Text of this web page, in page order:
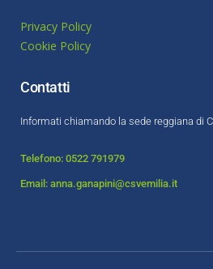
Privacy Policy
Cookie Policy
Contatti
Informati chiamando la sede reggiana di
Telefono: 0522 791979
Email: anna.ganapini@csvemilia.it